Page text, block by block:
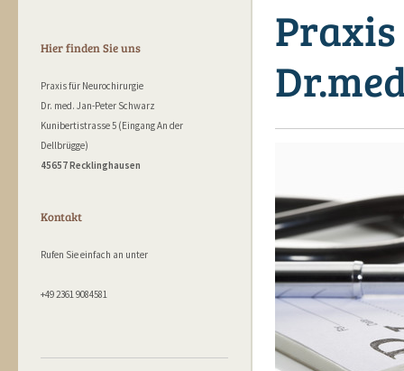
Hier finden Sie uns
Praxis für Neurochirurgie
Dr. med. Jan-Peter Schwarz
Kunibertistrasse 5 (Eingang An der
Dellbrügge)
45657 Recklinghausen
Kontakt
Rufen Sie einfach an unter
+49 2361 9084581